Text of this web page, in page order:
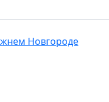
Новгороде